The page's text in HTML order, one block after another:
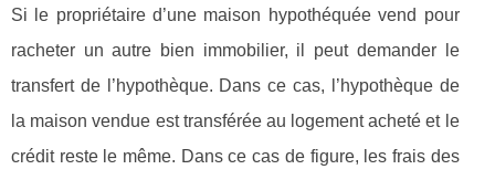
Si le propriétaire d’une maison hypothéquée vend pour
racheter un autre bien immobilier, il peut demander le
transfert de l’hypothèque. Dans ce cas, l’hypothèque de
la maison vendue est transférée au logement acheté et le
crédit reste le même. Dans ce cas de figure, les frais des